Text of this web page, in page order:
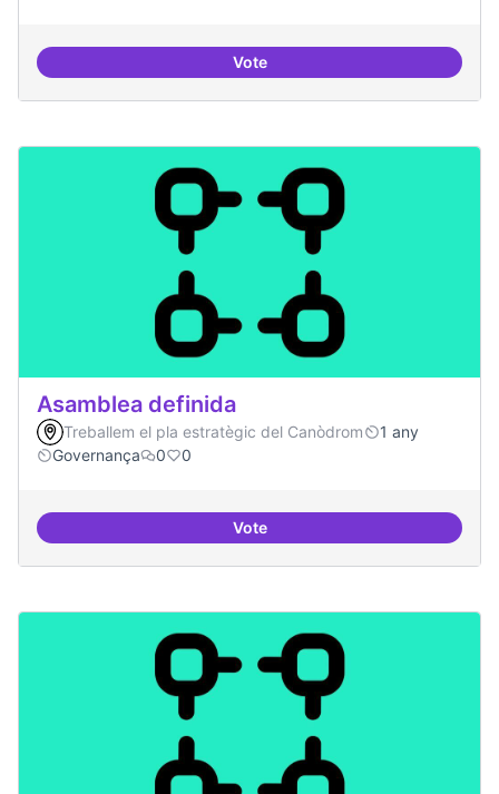
VoteActividades vinculadas a la
Asamblea definida
Treballem el pla estratègic del Canòdrom
1 any
Governança
0 0
VoteAsamblea definida